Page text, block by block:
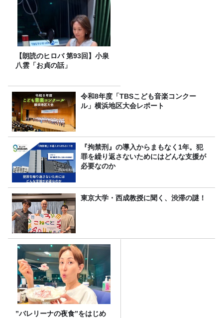
【朗読のヒロバ 第93回】小泉
八雲「お貞の話」
令和8年度「TBSこども音楽コンクー
ル」横浜地区大会レポート
『拘禁刑』の導入からまもなく1年。犯
罪を繰り返さないためにはどんな支援が
必要なのか
東京大学・西成教授に聞く、渋滞の謎！
”バレリーナの夜食”をはじめ